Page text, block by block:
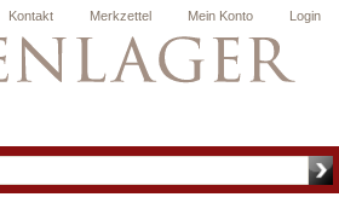
Login
Mein Konto
Merkzettel
Kontakt